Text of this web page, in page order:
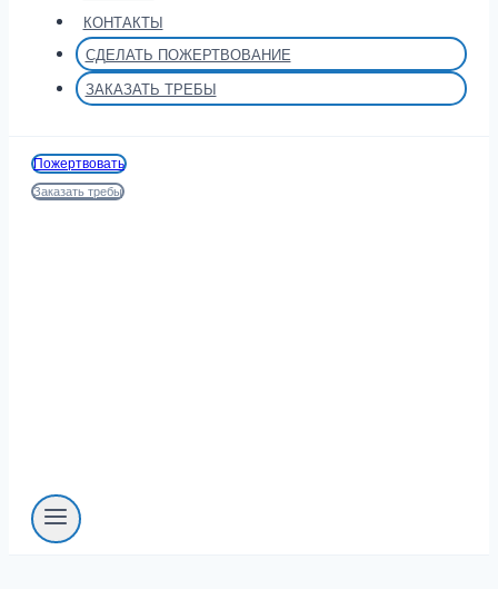
КОНТАКТЫ
СДЕЛАТЬ ПОЖЕРТВОВАНИЕ
ЗАКАЗАТЬ ТРЕБЫ
Пожертвовать
Заказать требы